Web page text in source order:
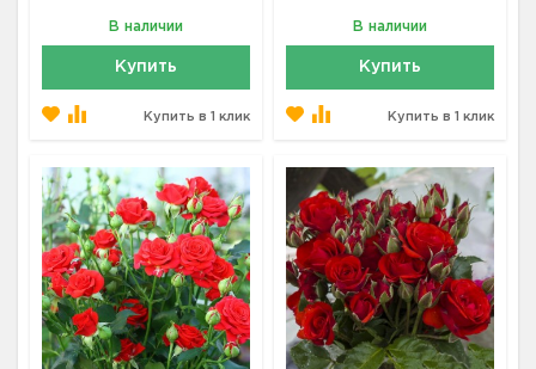
В наличии
Купить
Купить в 1 клик
В наличии
Купить
Купить в 1 клик